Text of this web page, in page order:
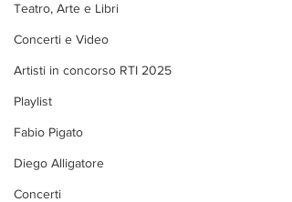
Teatro, Arte e Libri
Concerti e Video
Artisti in concorso RTI 2025
Playlist
Fabio Pigato
Diego Alligatore
Concerti